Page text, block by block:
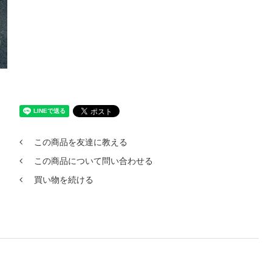
この商品を友達に教える
この商品について問い合わせる
買い物を続ける